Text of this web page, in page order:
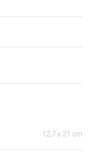
12,7 x 21 cm